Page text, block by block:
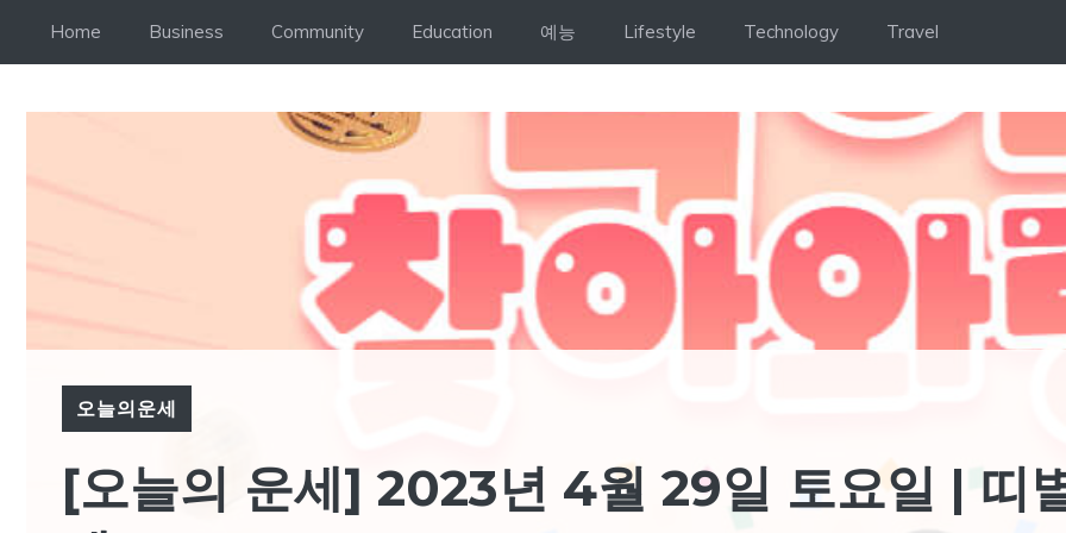
Home Business Community Education 예능 Lifestyle Technology Travel
오늘의운세
[오늘의 운세] 2023년 4월 29일 토요일 | 띠